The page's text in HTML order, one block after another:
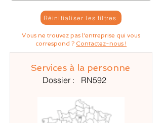
Réinitialiser les filtres
Vous ne trouvez pas l'entreprise qui vous
correspond ? Contactez-nous !
Services à la personne
Dossier : RN592